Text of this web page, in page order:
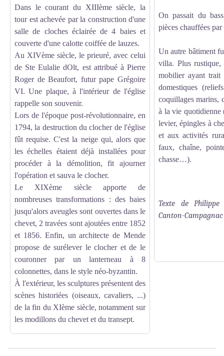
Dans le courant du XIIIème siècle, la
tour est achevée par la construction d'une
salle de cloches éclairée de 4 baies et
couverte d'une calotte coiffée de lauzes.
Au XIVème siècle, le prieuré, avec celui
de Ste Eulalie dOlt, est attribué à Pierre
Roger de Beaufort, futur pape Grégoire
VI. Une plaque, à l'intérieur de l'église
rappelle son souvenir.
Lors de l'époque post-révolutionnaire, en
1794, la destruction du clocher de l'église
fût requise. C'est la neige qui, alors que
les échelles étaient déjà installées pour
procéder à la démolition, fit ajourner
l'opération et sauva le clocher.
Le XIXème siècle apporte de
nombreuses transformations : des baies
jusqu'alors aveugles sont ouvertes dans le
chevet, 2 travées sont ajoutées entre 1852
et 1856. Enfin, un architecte de Mende
propose de surélever le clocher et de le
couronner par un lanterneau à 8
colonnettes, dans le style néo-byzantin.
À l'extérieur, les sculptures présentent des
scènes historiées (oiseaux, cavaliers, ...)
de la fin du XIème siècle, notamment sur
les modillons du chevet et du transept.
On passait du
pièces chauffées
Un autre bâtiment
villa. Plus
mobilier ayant
domestiques
coquillages marins,
à la vie quotidienne
levier, épingles à
et aux activités
faux, chaîne,
chasse…).
Texte de
Canton-